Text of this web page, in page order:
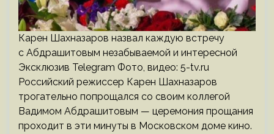
Карен Шахназаров назвал каждую встречу
с Абдрашитовым незабываемой и интересной
Эксклюзив Telegram Фото, видео: 5-tv.ru
Российский режиссер Карен Шахназаров
трогательно попрощался со своим коллегой
Вадимом Абдрашитовым — церемония прощания
проходит в эти минуты в Московском доме кино.